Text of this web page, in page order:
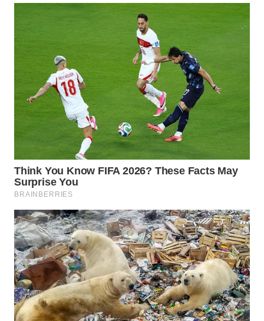
SUMEDANG
WN
CIANJUR
WN
KEPULAUAN
SERIBU
WN
WN
BINJAI
WN
CIREBON
WN
INDRAMAYU
WN